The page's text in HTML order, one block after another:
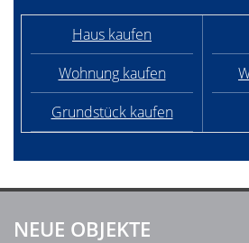
Haus kaufen
Wohnung kaufen
Grundstück kaufen
NEUE OBJEKTE